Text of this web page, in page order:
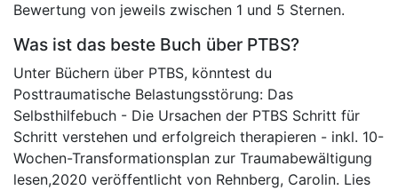
Bewertung von jeweils zwischen 1 und 5 Sternen.
Was ist das beste Buch über PTBS?
Unter Büchern über PTBS, könntest du
Posttraumatische Belastungsstörung: Das
Selbsthilfebuch - Die Ursachen der PTBS Schritt für
Schritt verstehen und erfolgreich therapieren - inkl. 10-
Wochen-Transformationsplan zur Traumabewältigung
lesen,2020 veröffentlicht von Rehnberg, Carolin. Lies